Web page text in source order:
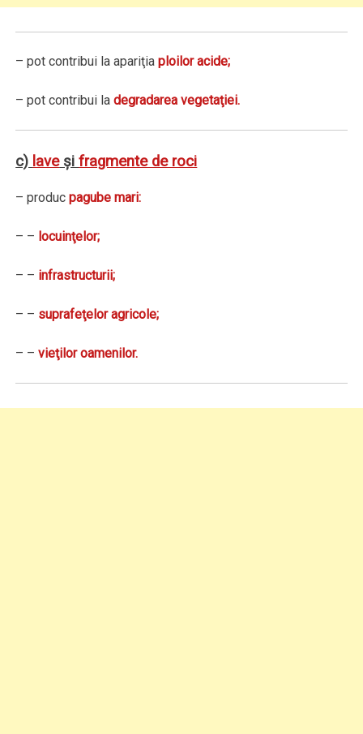
– pot contribui la apariţiaploilor acide;
– pot contribui ladegradarea vegetaţiei.
c) laveşifragmente de roci
– producpagube mari:
– – locuinţelor;
– – infrastructurii;
– – suprafeţelor agricole;
– –vieţilor oamenilor.